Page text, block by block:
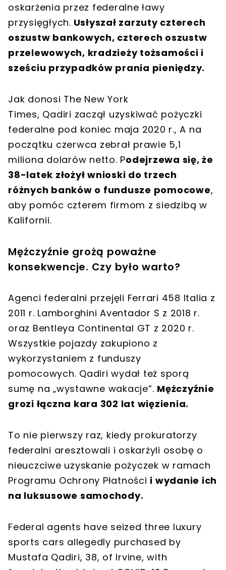
oskarżenia przez federalne ławy
przysięgłych. Usłyszał zarzuty czterech
oszustw bankowych, czterech oszustw
przelewowych, kradzieży tożsamości i
sześciu przypadków prania pieniędzy.
Jak donosi The New York
Times, Qadiri zaczął uzyskiwać pożyczki
federalne pod koniec maja 2020 r., A na
początku czerwca zebrał prawie 5,1
miliona dolarów netto. Podejrzewa się, że
38-latek złożył wnioski do trzech
różnych banków o fundusze pomocowe,
aby pomóc czterem firmom z siedzibą w
Kalifornii.
Mężczyźnie grożą poważne
konsekwencje. Czy było warto?
Agenci federalni przejęli Ferrari 458 Italia z
2011 r. Lamborghini Aventador S z 2018 r.
oraz Bentleya Continental GT z 2020 r.
Wszystkie pojazdy zakupiono z
wykorzystaniem z funduszy
pomocowych. Qadiri wydał też sporą
sumę na „wystawne wakacje”. Mężczyźnie
grozi łączna kara 302 lat więzienia.
To nie pierwszy raz, kiedy prokuratorzy
federalni aresztowali i oskarżyli osobę o
nieuczciwe uzyskanie pożyczek w ramach
Programu Ochrony Płatności i wydanie ich
na luksusowe samochody.
Federal agents have seized three luxury
sports cars allegedly purchased by
Mustafa Qadiri, 38, of Irvine, with